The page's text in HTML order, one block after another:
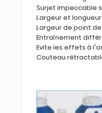
Surjet impeccable
Largeur et
Largeur de point
Entraînement
Evite les effets à
Couteau